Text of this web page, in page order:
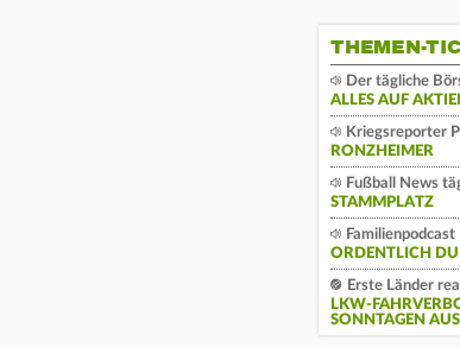
THEMEN-
Der tägliche
ALLES AUF
Kriegsreporter
RONZHEIMER
Fußball News
STAMMPLATZ
ORDENTLICH
Erste Länder
LKW-
SONNTAGEN